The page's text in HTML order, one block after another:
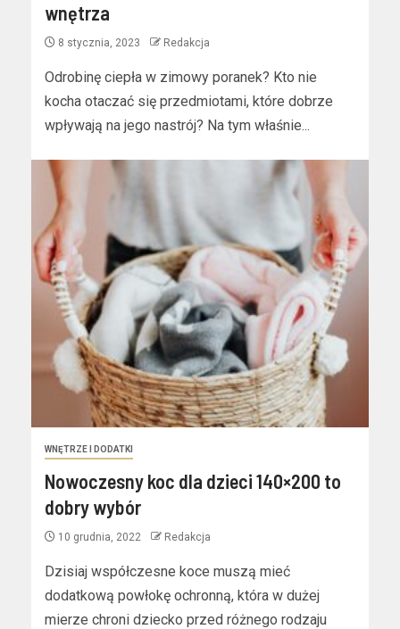
wnętrza
8 stycznia, 2023 Redakcja
Odrobinę ciepła w zimowy poranek? Kto nie
kocha otaczać się przedmiotami, które dobrze
wpływają na jego nastrój? Na tym właśnie...
WNĘTRZE I DODATKI
Nowoczesny koc dla dzieci 140×200 to
dobry wybór
10 grudnia, 2022 Redakcja
Dzisiaj współczesne koce muszą mieć
dodatkową powłokę ochronną, która w dużej
mierze chroni dziecko przed różnego rodzaju